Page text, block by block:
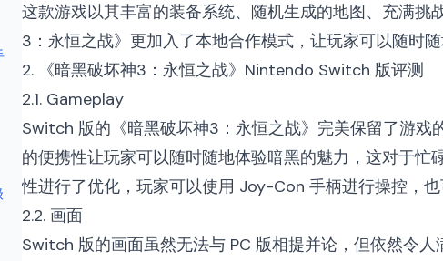
这款游戏以其丰富的装备系统、随机生成的地图、充满
3：永恒之战》更加入了本地合作模式，让玩家可以随时随
2. 《暗黑破坏神3：永恒之战》Nintendo Switch 版评测
2.1. Gameplay
Switch 版的《暗黑破坏神3：永恒之战》完美保留了游
的便携性让玩家可以随时随地体验暗黑的魅力，这对于
性进行了优化，玩家可以使用 Joy-Con 手柄进行操控，也
2.2. 画面
Switch 版的画面虽然无法与 PC 版相提并论，但依然令